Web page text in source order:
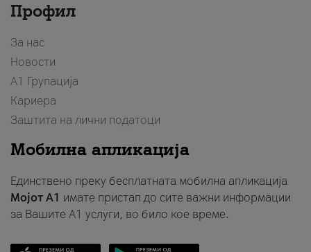
Профил
За нас
Новости
А1 Групација
Кариера
Заштита на лични податоци
Мобилна апликација
Единствено преку бесплатната мобилна апликација
Мојот A1 имате пристап до сите важни информации
за Вашите A1 услуги, во било кое време.